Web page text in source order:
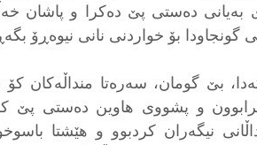
بەیانی دەستی پێ دەکرا و پاشان
گونجاودا بۆ خواردنی نانی نیوەڕۆ
بێ گومان، سەرەتا منداڵەکان کۆ
و پشووی هاوین دەستی پێ
نیگەران کردبوو و هێشتا